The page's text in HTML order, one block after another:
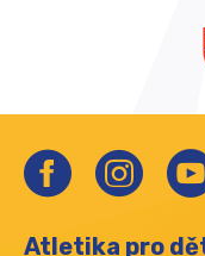
Atletika pro